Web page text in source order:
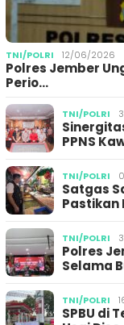
TNI/POLRI 12/06/2026
Polres Jember
Perio…
TNI/POLRI
PPNS
TNI/POLRI
Satgas
Pastikan
TNI/POLRI
Polres
Selama
TNI/POLRI
SPBU di